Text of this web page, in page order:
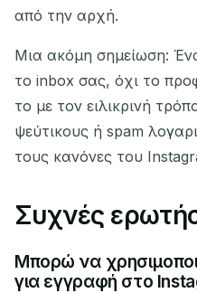
από την αρχή.
Μια ακόμη σημείωση:
το inbox σας, όχι το
το με τον ειλικρινή
ψεύτικους ή spam
τους κανόνες του
Συχνές
Μπορώ να
για εγγραφή στο